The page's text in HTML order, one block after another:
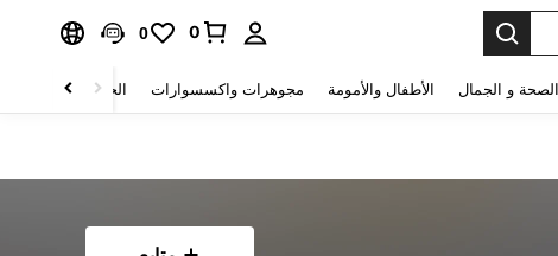
0
0
الصحة و الجمال الأطفال والأمومة مجوهرات واكسسوارات الحقائب والأمتعة